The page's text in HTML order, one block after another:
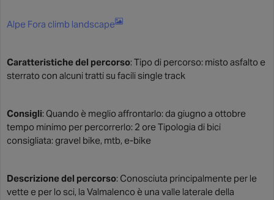
Alpe Fora climb landscape
Caratteristiche del percorso: Tipo di percorso: misto asfalto e
sterrato con alcuni tratti su facili single track
Consigli: Quando è meglio affrontarlo: da giugno a ottobre
tempo minimo per percorrerlo: 2 ore Tipologia di bici
consigliata: gravel bike, mtb, e-bike
Descrizione del percorso: Conosciuta principalmente per le
vette e per lo sci, la Valmalenco è una valle laterale della